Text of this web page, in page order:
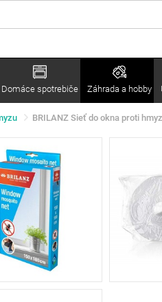
Domáce spotrebiče Záhrada a hobby
BRILANZ Sieť do okna proti